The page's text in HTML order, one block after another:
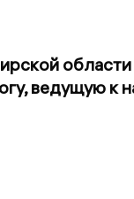
области
ведущую к